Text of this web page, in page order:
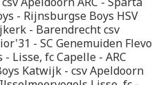
- Rijnsburgse Boys HSV
- Barendrecht csv
- SC Genemuiden Flevo
Lisse, fc Capelle - ARC
Katwijk - csv Apeldoorn